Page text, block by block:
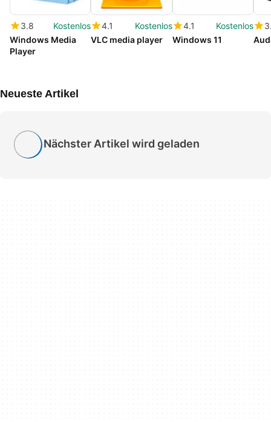
3.8
Kostenlos
Windows Media
Player
4.1
Kostenlos
VLC media player
4.1
Kostenlos
Windows 11
Neueste Artikel
Nächster Artikel wird geladen